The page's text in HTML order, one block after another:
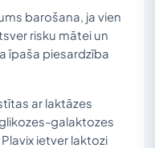
barošana, ja vien
risku mātei un
īpaša piesardzība
ar laktāzes
galaktozes
ietver laktozi